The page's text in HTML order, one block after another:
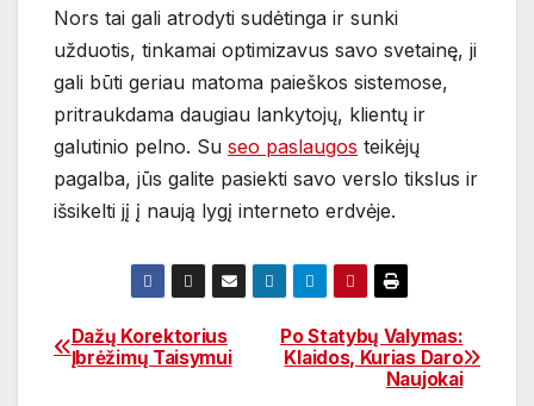
Nors tai gali atrodyti sudėtinga ir sunki
užduotis, tinkamai optimizavus savo svetainę, ji
gali būti geriau matoma paieškos sistemose,
pritraukdama daugiau lankytojų, klientų ir
galutinio pelno. Su seo paslaugos teikėjų
pagalba, jūs galite pasiekti savo verslo tikslus ir
išsikelti jį į naują lygį interneto erdvėje.
Navigacija
Po Statybų Valymas:
Klaidos, Kurias Daro
Naujokai
Dažų Korektorius
Įbrėžimų Taisymui